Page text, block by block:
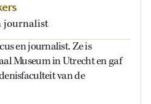
journalist
en journalist. Ze is
Museum in Utrecht en gaf
van de